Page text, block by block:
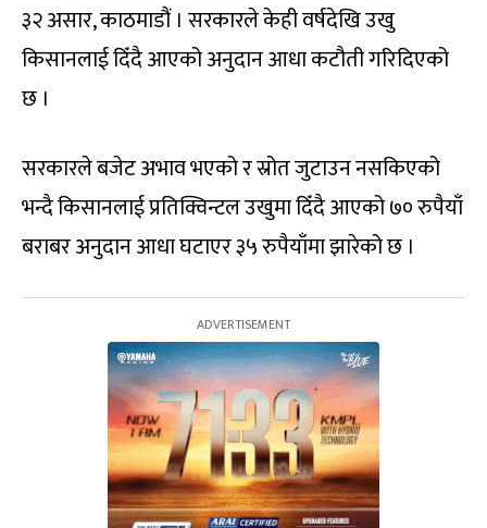
३२ असार, काठमाडौं । सरकारले केही वर्षदेखि उखु
किसानलाई दिँदै आएको अनुदान आधा कटौती गरिदिएको
छ ।
सरकारले बजेट अभाव भएको र स्रोत जुटाउन नसकिएको
भन्दै किसानलाई प्रतिक्विन्टल उखुमा दिँदै आएको ७० रुपैयाँ
बराबर अनुदान आधा घटाएर ३५ रुपैयाँमा झारेको छ ।